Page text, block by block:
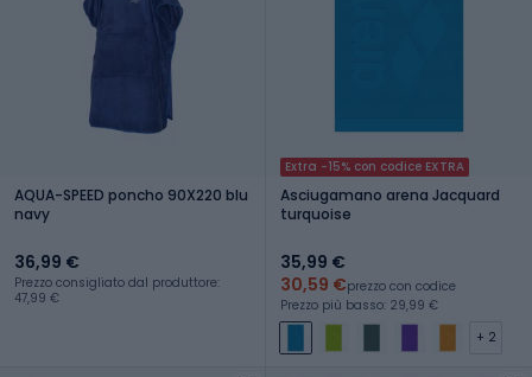
AQUA-SPEED poncho 90X220 blu
navy
36,99 €
Prezzo consigliato dal produttore:
47,99 €
Extra -15% con codice EXTRA
Asciugamano arena Jacquard
turquoise
35,99 €
30,59 €prezzo con codice
Prezzo più basso: 29,99 €
+ 2